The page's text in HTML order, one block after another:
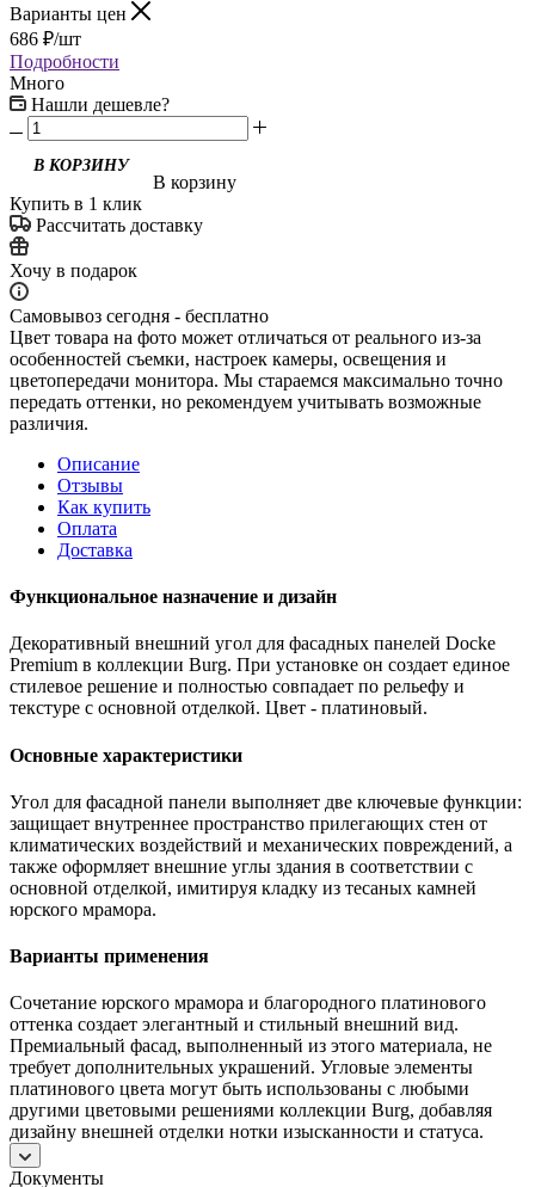
Варианты цен
686 ₽/шт
Подробности
Много
Нашли дешевле?
В корзину
Купить в 1 клик
Рассчитать доставку
Хочу в подарок
Самовывоз сегодня - бесплатно
Цвет товара на фото может отличаться от реального из-за
особенностей съемки, настроек камеры, освещения и
цветопередачи монитора. Мы стараемся максимально точно
передать оттенки, но рекомендуем учитывать возможные
различия.
Описание
Отзывы
Как купить
Оплата
Доставка
Функциональное назначение и дизайн
Декоративный внешний угол для фасадных панелей Docke
Premium в коллекции Burg. При установке он создает единое
стилевое решение и полностью совпадает по рельефу и
текстуре с основной отделкой. Цвет - платиновый.
Основные характеристики
Угол для фасадной панели выполняет две ключевые функции:
защищает внутреннее пространство прилегающих стен от
климатических воздействий и механических повреждений, а
также оформляет внешние углы здания в соответствии с
основной отделкой, имитируя кладку из тесаных камней
юрского мрамора.
Варианты применения
Сочетание юрского мрамора и благородного платинового
оттенка создает элегантный и стильный внешний вид.
Премиальный фасад, выполненный из этого материала, не
требует дополнительных украшений. Угловые элементы
платинового цвета могут быть использованы с любыми
другими цветовыми решениями коллекции Burg, добавляя
дизайну внешней отделки нотки изысканности и статуса.
Документы